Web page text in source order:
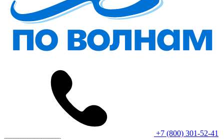
+7 (800) 301-52-41